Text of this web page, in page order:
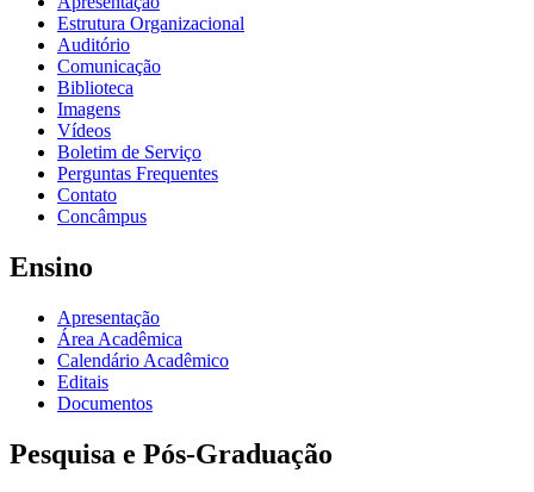
Estrutura Organizacional
Auditório
Comunicação
Biblioteca
Imagens
Vídeos
Boletim de Serviço
Perguntas Frequentes
Contato
Concâmpus
Ensino
Apresentação
Área Acadêmica
Calendário Acadêmico
Editais
Documentos
Pesquisa e Pós-Graduação